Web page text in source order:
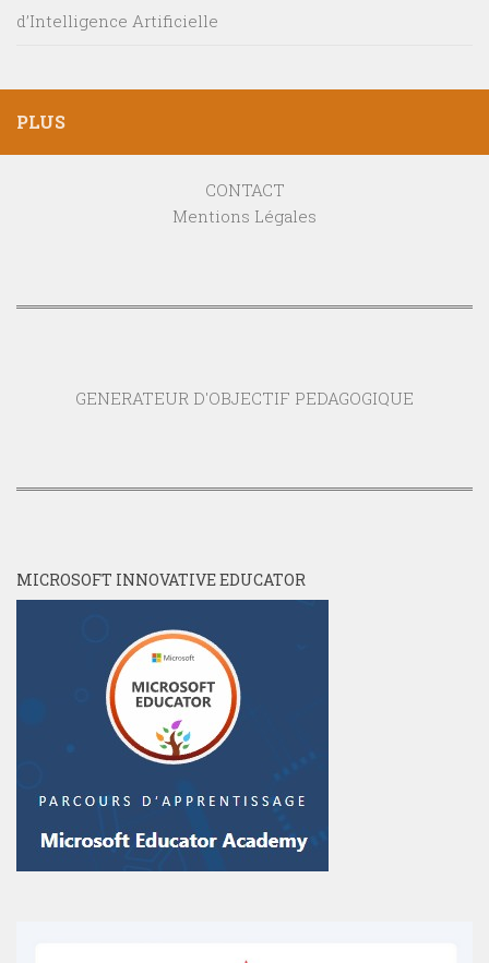
d’Intelligence Artificielle
PLUS
CONTACT
Mentions Légales
GENERATEUR D'OBJECTIF PEDAGOGIQUE
MICROSOFT INNOVATIVE EDUCATOR